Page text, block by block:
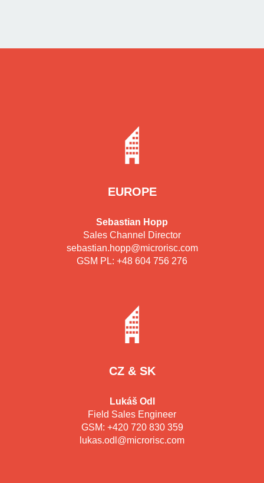
EUROPE
Sebastian Hopp
Sales Channel Director
sebastian.hopp@microrisc.com
GSM PL: +48 604 756 276
CZ & SK
Lukáš Odl
Field Sales Engineer
GSM: +420 720 830 359
lukas.odl@microrisc.com